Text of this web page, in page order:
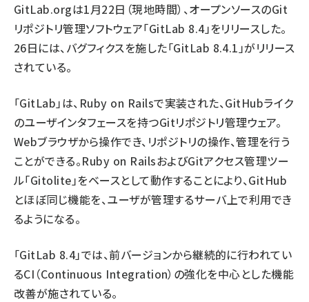
GitLab.orgは1月22日（現地時間）、オープンソースのGit
リポジトリ管理ソフトウェア「GitLab 8.4」をリリースした。
26日には、バグフィクスを施した「GitLab 8.4.1」がリリース
されている。
「GitLab」は、Ruby on Railsで実装された、GitHubライク
のユーザインタフェースを持つGitリポジトリ管理ウェア。
Webブラウザから操作でき、リポジトリの操作、管理を行う
ことができる。Ruby on RailsおよびGitアクセス管理ツー
ル「Gitolite」をベースとして動作することにより、GitHub
とほぼ同じ機能を、ユーザが管理するサーバ上で利用でき
るようになる。
「GitLab 8.4」では、前バージョンから継続的に行われてい
るCI（Continuous Integration）の強化を中心とした機能
改善が施されている。